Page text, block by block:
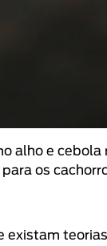
alho e
os